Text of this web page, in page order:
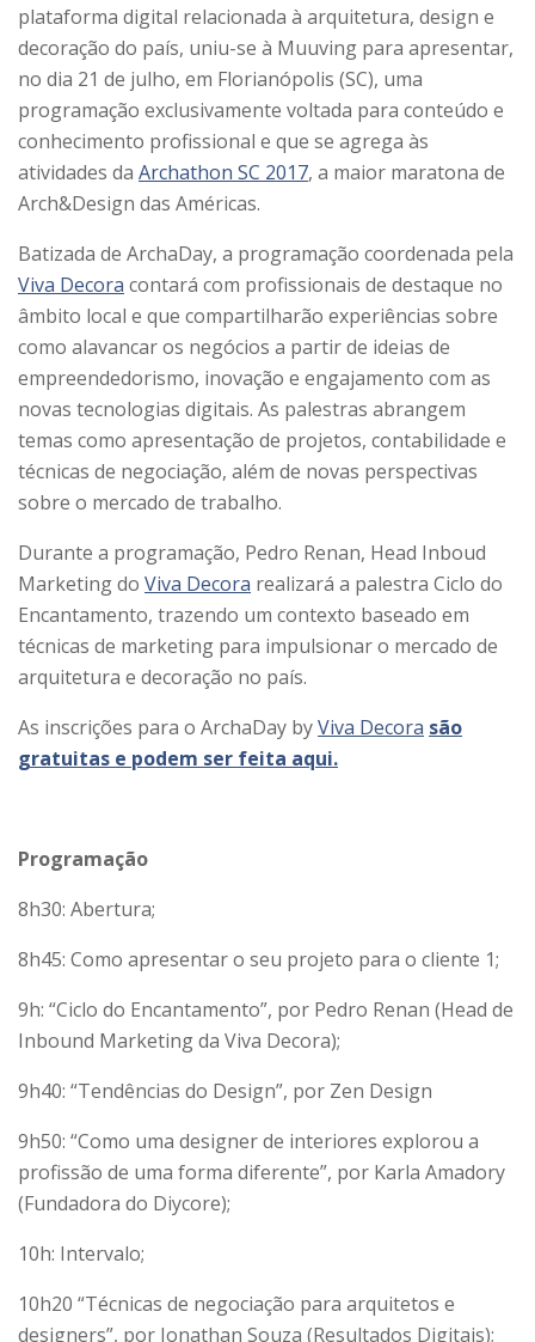
plataforma digital relacionada à arquitetura, design e
decoração do país, uniu-se à Muuving para apresentar,
no dia 21 de julho, em Florianópolis (SC), uma
programação exclusivamente voltada para conteúdo e
conhecimento profissional e que se agrega às
atividades da Archathon SC 2017, a maior maratona de
Arch&Design das Américas.
Batizada de ArchaDay, a programação coordenada pela
Viva Decora contará com profissionais de destaque no
âmbito local e que compartilharão experiências sobre
como alavancar os negócios a partir de ideias de
empreendedorismo, inovação e engajamento com as
novas tecnologias digitais. As palestras abrangem
temas como apresentação de projetos, contabilidade e
técnicas de negociação, além de novas perspectivas
sobre o mercado de trabalho.
Durante a programação, Pedro Renan, Head Inboud
Marketing do Viva Decora realizará a palestra Ciclo do
Encantamento, trazendo um contexto baseado em
técnicas de marketing para impulsionar o mercado de
arquitetura e decoração no país.
As inscrições para o ArchaDay byViva Decora são
gratuitas e podem ser feita aqui.
Programação
8h30: Abertura;
8h45: Como apresentar o seu projeto para o cliente 1;
9h: “Ciclo do Encantamento”, por Pedro Renan (Head de
Inbound Marketing da Viva Decora);
9h40: “Tendências do Design”, por Zen Design
9h50: “Como uma designer de interiores explorou a
profissão de uma forma diferente”, por Karla Amadory
(Fundadora do Diycore);
10h: Intervalo;
10h20 “Técnicas de negociação para arquitetos e
designers”, por Jonathan Souza (Resultados Digitais);